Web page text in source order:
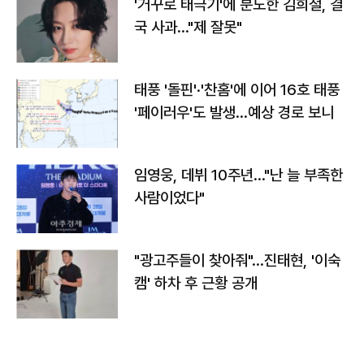
'거꾸로 태극기'에 분노한 김희철, 결
국 사과…"제 잘못"
태풍 '돌핀'·'찬홈'에 이어 16호 태풍
'페이러우'도 발생…예상 경로 보니
임영웅, 데뷔 10주년…"난 늘 부족한
사람이었다"
"광고주들이 찾아줘"…진태현, '이숙
캠' 하차 후 근황 공개